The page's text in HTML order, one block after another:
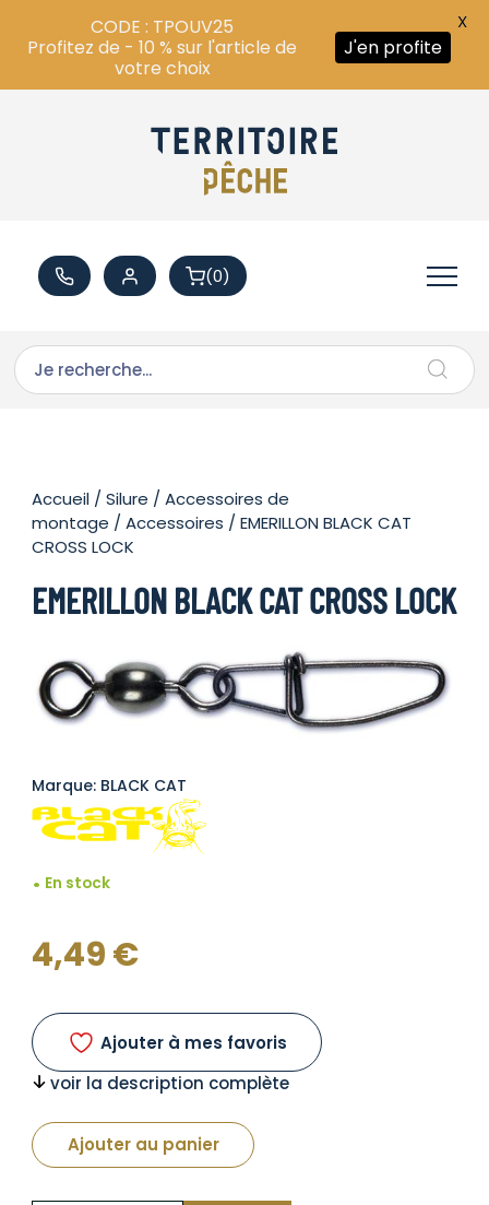
(0)
Accueil /Silure /Accessoires de
montage /Accessoires / EMERILLON BLACK CAT
CROSS LOCK
EMERILLON BLACK CAT CROSS LOCK
Marque: BLACK CAT
En stock
4,49€
Ajouter à mes favoris
voir la description complète
Ajouter au panier
CODE : TPOUV25
Profitez de - 10 % sur l'article de
votre choix
J'en profite
X